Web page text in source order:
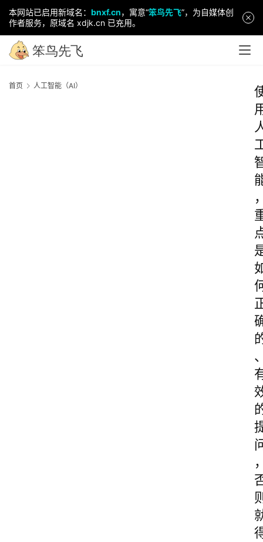
本网站已启用新域名： bnxf.cn，寓意“笨鸟先飞”，为自媒体创
作者服务，原域名 xdjk.cn 已充用。
首页 人工智能（AI）